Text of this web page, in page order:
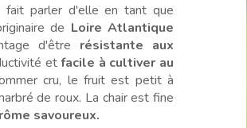
fait parler d'elle en tant que
de Loire Atlantique
d'être résistante aux
etfacile à cultiver au
cru, le fruit est petit à
de roux. La chair est fine
savoureux.